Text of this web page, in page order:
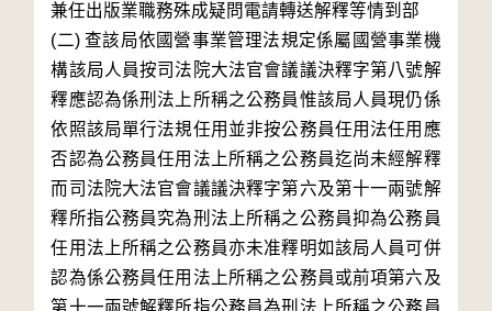
兼任出版業職務殊成疑問電請轉送解釋等情到部
(二) 查該局依國營事業管理法規定係屬國營事業機
構該局人員按司法院大法官會議議決釋字第八號解
釋應認為係刑法上所稱之公務員惟該局人員現仍係
依照該局單行法規任用並非按公務員任用法任用應
否認為公務員任用法上所稱之公務員迄尚未經解釋
而司法院大法官會議議決釋字第六及第十一兩號解
釋所指公務員究為刑法上所稱之公務員抑為公務員
任用法上所稱之公務員亦未准釋明如該局人員可併
認為係公務員任用法上所稱之公務員或前項第六及
第十一兩號解釋所指公務員為刑法上所稱之公務員